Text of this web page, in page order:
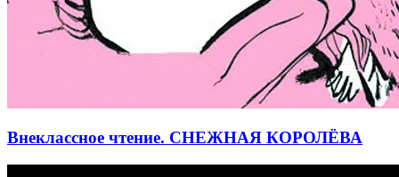
Внеклассное чтение. СНЕЖНАЯ КОРОЛЁВА